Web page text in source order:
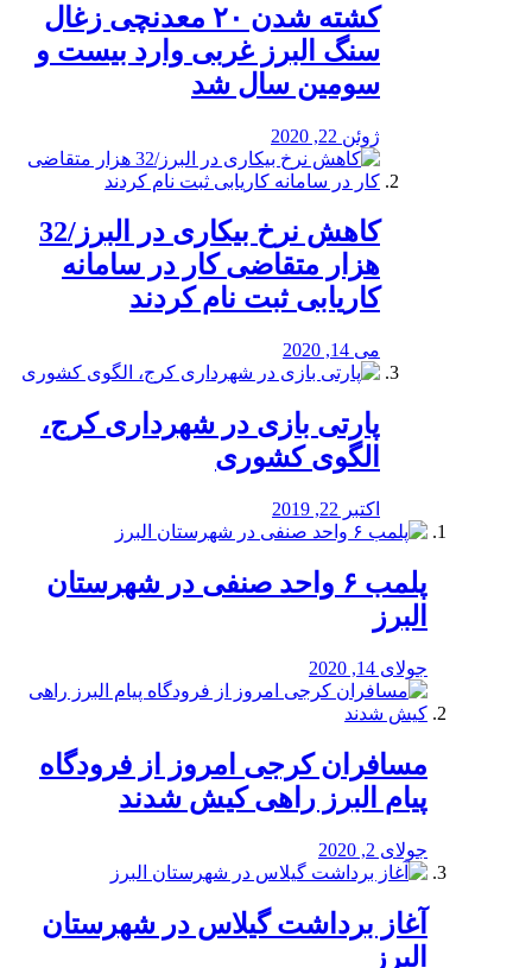
کشته شدن ۲۰ معدنچی زغال
سنگ البرز غربی وارد بیست و
سومین سال شد
ژوئن 22, 2020
کاهش نرخ بیکاری در البرز/32
هزار متقاضی کار در سامانه
کاریابی ثبت نام کردند
می 14, 2020
پارتی بازی در شهرداری کرج،
الگوی کشوری
اکتبر 22, 2019
پلمب ۶ واحد صنفی در شهرستان
البرز
جولای 14, 2020
مسافران کرجی امروز از فرودگاه
پیام البرز راهی کیش شدند
جولای 2, 2020
آغاز برداشت گیلاس در شهرستان
البرز